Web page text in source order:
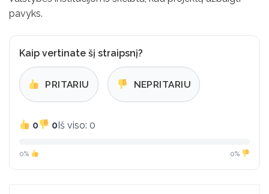
pavyks.
Kaip vertinate šį straipsnį?
PRITARIU NEPRITARIU
0 0Iš viso: 0
0% 0%